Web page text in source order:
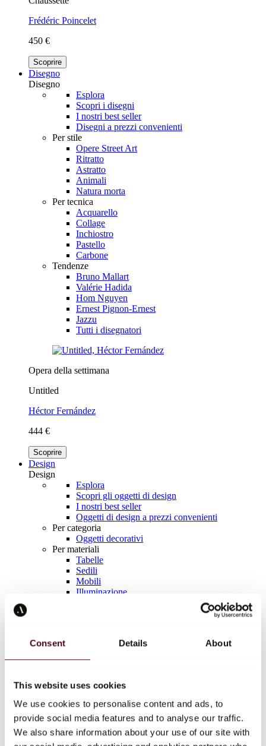
Consent Details About
This website uses cookies
We use cookies to personalise content and ads, to
provide social media features and to analyse our traffic.
We also share information about your use of our site with
Frédéric Poincelet
450 €
Scoprire
Disegno
Disegno
Esplora
Scopri i disegni
I nostri best seller
Disegni a prezzi convenienti
Per stile
Opere Street Art
Ritratto
Astratto
Animali
Natura morta
Per tecnica
Acquarello
Collage
Inchiostro
Pastello
Carbone
Tendenze
Bruno Mallart
Valérie Hadida
Hom Nguyen
Ernest Pignon-Ernest
Jazzu
Tutti i disegnatori
Opera della settimana
Untitled
Héctor Fernández
444 €
Scoprire
Design
Design
Esplora
Scopri gli oggetti di design
I nostri best seller
Oggetti di design a prezzi convenienti
Per categoria
Oggetti decorativi
Per materiali
Tabelle
Sedili
Mobili
Illuminazione
Keith Haring
Tutti i designer
Opera della settimana